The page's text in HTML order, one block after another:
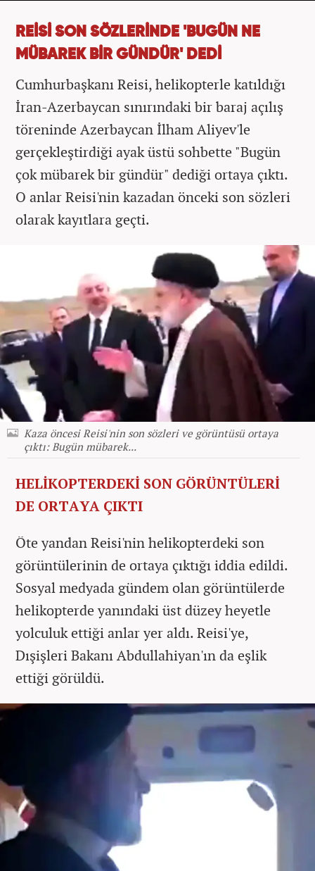
REİSİ SON SÖZLERİNDE 'BUGÜN NE
MÜBAREK BİR GÜNDÜR' DEDİ
Cumhurbaşkanı Reisi, helikopterle katıldığı
İran-Azerbaycan sınırındaki bir baraj açılış
töreninde Azerbaycan İlham Aliyev'le
gerçekleştirdiği ayak üstü sohbette "Bugün
çok mübarek bir gündür" dediği ortaya çıktı.
O anlar Reisi'nin kazadan önceki son sözleri
olarak kayıtlara geçti.
Kaza öncesi Reisi'nin son sözleri ve görüntüsü ortaya
çıktı: Bugün mübarek...
HELİKOPTERDEKİ SON GÖRÜNTÜLERİ
DE ORTAYA ÇIKTI
Öte yandan Reisi'nin helikopterdeki son
görüntülerinin de ortaya çıktığı iddia edildi.
Sosyal medyada gündem olan görüntülerde
helikopterde yanındaki üst düzey heyetle
yolculuk ettiği anlar yer aldı. Reisi'ye,
Dışişleri Bakanı Abdullahiyan'ın da eşlik
ettiği görüldü.